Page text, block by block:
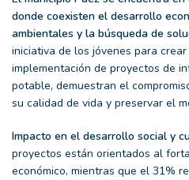
donde coexisten el desarrollo
ambientales y la búsqueda de
iniciativa de los jóvenes para
implementación de proyectos de
potable, demuestran el
su calidad de vida y preservar el
Impacto en el desarrollo social y
proyectos están orientados al
económico, mientras que el 31%